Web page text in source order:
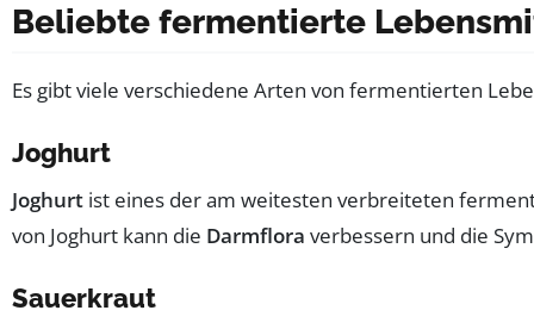
Beliebte fermentierte
Es gibt viele verschiedene Arten von fermentierten
Joghurt
Joghurt ist eines der am weitesten verbreiteten
von Joghurt kann die Darmflora verbessern und die
Sauerkraut